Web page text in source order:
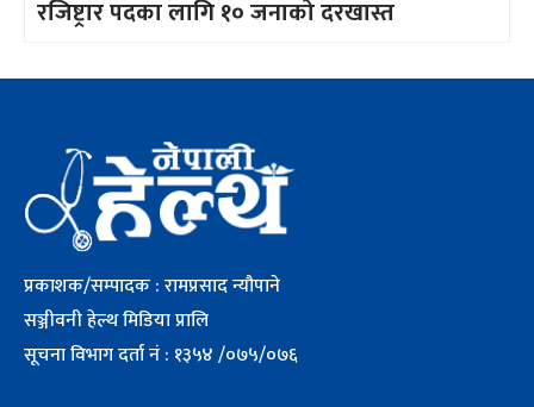
रजिष्ट्रार पदका लागि १० जनाको दरखास्त
प्रकाशक/सम्पादक : रामप्रसाद न्यौपाने
सञ्जीवनी हेल्थ मिडिया प्रालि
सूचना विभाग दर्ता नं : १३५४ /०७५/०७६